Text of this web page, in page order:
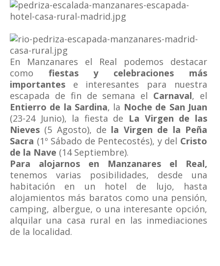
En Manzanares el Real podemos destacar
como fiestas y celebraciones más
importantes e interesantes para nuestra
escapada de fin de semana el Carnaval, el
Entierro de la Sardina, la Noche de San Juan
(23-24 Junio), la fiesta de La Virgen de las
Nieves (5 Agosto), de la Virgen de la Peña
Sacra (1º Sábado de Pentecostés), y del Cristo
de la Nave (14 Septiembre).
Para alojarnos en Manzanares el Real,
tenemos varias posibilidades, desde una
habitación en un hotel de lujo, hasta
alojamientos más baratos como una pensión,
camping, albergue, o una interesante opción,
alquilar una casa rural en las inmediaciones
de la localidad.